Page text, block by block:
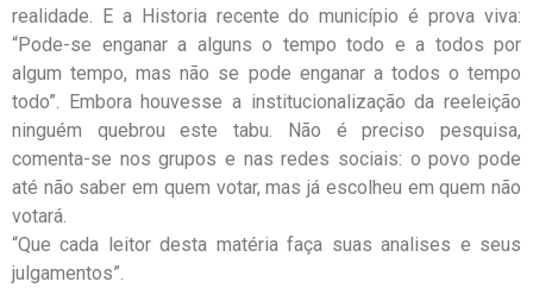
realidade. E a Historia recente do município é prova viva:
“Pode-se enganar a alguns o tempo todo e a todos por
algum tempo, mas não se pode enganar a todos o tempo
todo”. Embora houvesse a institucionalização da reeleição
ninguém quebrou este tabu. Não é preciso pesquisa,
comenta-se nos grupos e nas redes sociais: o povo pode
até não saber em quem votar, mas já escolheu em quem não
votará.
“Que cada leitor desta matéria faça suas analises e seus
julgamentos”.